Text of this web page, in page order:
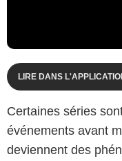
LIRE DANS
Certaines séries
événements avant
deviennent des